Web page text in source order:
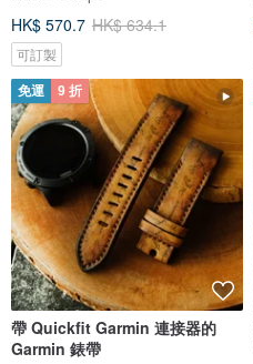
HK$ 570.7 HK$ 634.1
可訂製
免運 9 折
帶 Quickfit Garmin 連接器的
Garmin 錶帶